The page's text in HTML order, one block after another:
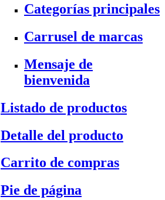
Categorías principales
Carrusel de marcas
Mensaje de
bienvenida
Listado de productos
Detalle del producto
Carrito de compras
Pie de página